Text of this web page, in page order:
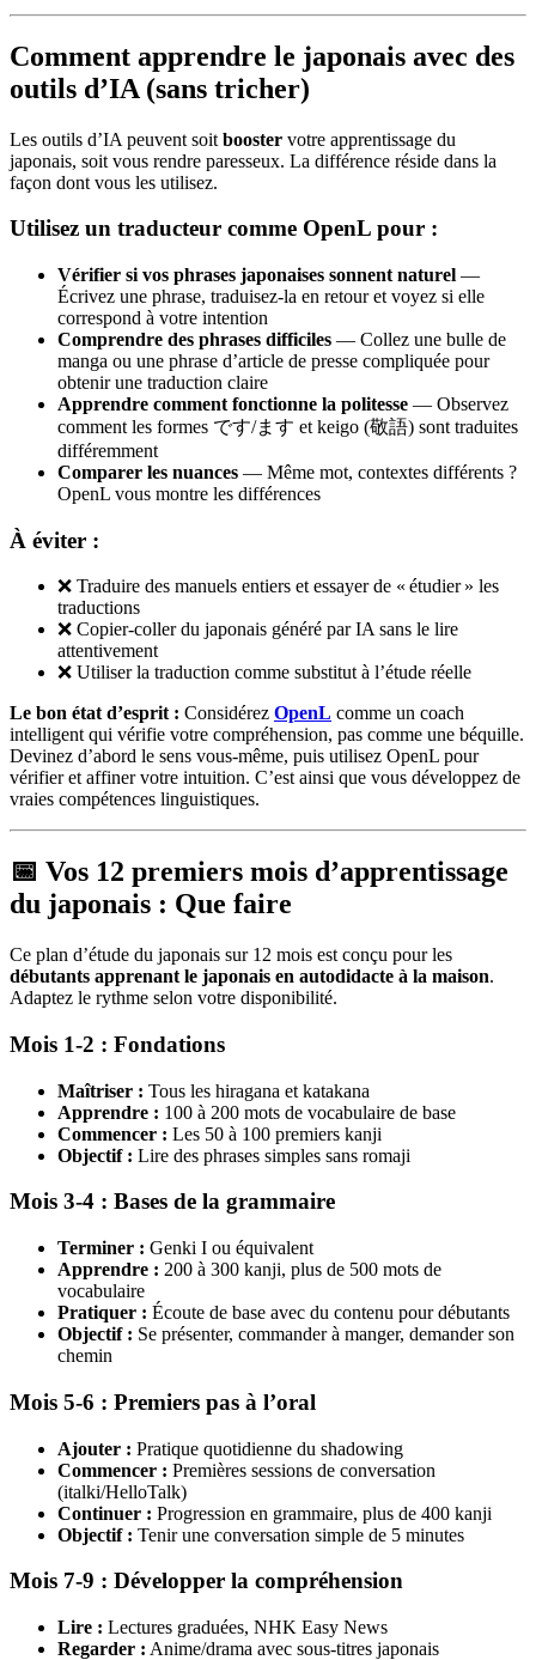
Comment apprendre le japonais avec des
outils d’IA (sans tricher)
Les outils d’IA peuvent soit booster votre apprentissage du
japonais, soit vous rendre paresseux. La différence réside dans la
façon dont vous les utilisez.
Utilisez un traducteur comme OpenL pour :
Vérifier si vos phrases japonaises sonnent naturel —
Écrivez une phrase, traduisez-la en retour et voyez si elle
correspond à votre intention
Comprendre des phrases difficiles — Collez une bulle de
manga ou une phrase d’article de presse compliquée pour
obtenir une traduction claire
Apprendre comment fonctionne la politesse — Observez
comment les formes です/ます et keigo (敬語) sont traduites
différemment
Comparer les nuances — Même mot, contextes différents ?
OpenL vous montre les différences
À éviter :
❌ Traduire des manuels entiers et essayer de « étudier » les
traductions
❌ Copier-coller du japonais généré par IA sans le lire
attentivement
❌ Utiliser la traduction comme substitut à l’étude réelle
Le bon état d’esprit : Considérez OpenL comme un coach
intelligent qui vérifie votre compréhension, pas comme une béquille.
Devinez d’abord le sens vous-même, puis utilisez OpenL pour
vérifier et affiner votre intuition. C’est ainsi que vous développez de
vraies compétences linguistiques.
📅 Vos 12 premiers mois d’apprentissage
du japonais : Que faire
Ce plan d’étude du japonais sur 12 mois est conçu pour les
débutants apprenant le japonais en autodidacte à la maison.
Adaptez le rythme selon votre disponibilité.
Mois 1-2 : Fondations
Maîtriser : Tous les hiragana et katakana
Apprendre : 100 à 200 mots de vocabulaire de base
Commencer : Les 50 à 100 premiers kanji
Objectif : Lire des phrases simples sans romaji
Mois 3-4 : Bases de la grammaire
Terminer : Genki I ou équivalent
Apprendre : 200 à 300 kanji, plus de 500 mots de
vocabulaire
Pratiquer : Écoute de base avec du contenu pour débutants
Objectif : Se présenter, commander à manger, demander son
chemin
Mois 5-6 : Premiers pas à l’oral
Ajouter : Pratique quotidienne du shadowing
Commencer : Premières sessions de conversation
(italki/HelloTalk)
Continuer : Progression en grammaire, plus de 400 kanji
Objectif : Tenir une conversation simple de 5 minutes
Mois 7-9 : Développer la compréhension
Lire : Lectures graduées, NHK Easy News
Regarder : Anime/drama avec sous-titres japonais